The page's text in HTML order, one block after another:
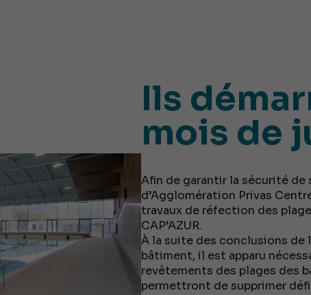
Ils
mois de
Afin de garantir la sécurité de
d’Agglomération Privas
travaux de réfection des
CAP’AZUR.
À la suite des conclusions de
bâtiment, il est apparu
revêtements des plages des
permettront de supprimer